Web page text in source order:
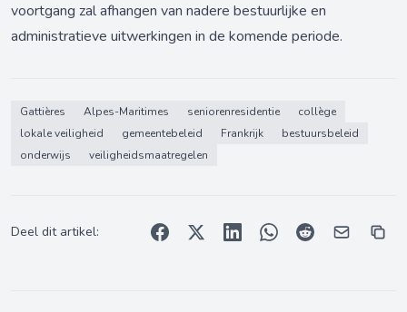
voortgang zal afhangen van nadere bestuurlijke en
administratieve uitwerkingen in de komende periode.
Gattières Alpes-Maritimes seniorenresidentie
collège
lokale veiligheid
gemeentebeleid Frankrijk
bestuursbeleid
onderwijs
veiligheidsmaatregelen
Deel dit artikel: